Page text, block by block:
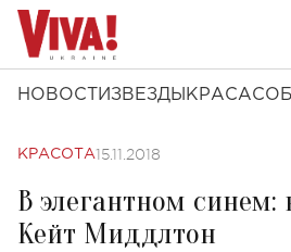
НОВОСТИ ЗВЕЗДЫ КРАСА
КРАСОТА15.11.2018
В элегантном
Кейт Миддлтон